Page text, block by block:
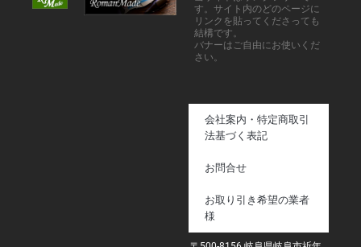
す。サイト内のどのページに
リンクを貼ってくださっても
結構です。
バナーはご自由にお使いくだ
さい。
会社案内・特定商取引
法基づく表記
お問合せ
お取り引き希望の業者
様